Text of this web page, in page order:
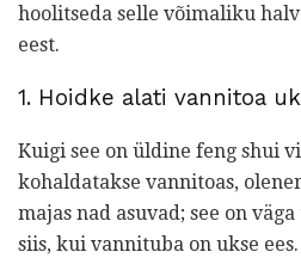
hoolitseda selle võimaliku
eest.
1. Hoidke alati vannitoa
Kuigi see on üldine feng shui
kohaldatakse vannitoas,
majas nad asuvad; see on
siis, kui vannituba on ukse ees.